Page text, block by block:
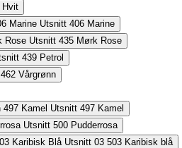
Hvit
406 Marine
435 Mørk Rose
439 Petrol
462 Vårgrønn
497 Kamel
500 Pudderrosa
503 Karibisk blå